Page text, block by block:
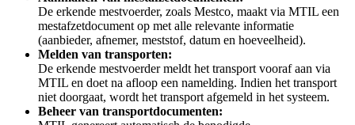
De erkende mestvoerder, zoals Mestco, maakt via MTIL een
mestafzetdocument op met alle relevante informatie
(aanbieder, afnemer, meststof, datum en hoeveelheid).
Melden van transporten:
De erkende mestvoerder meldt het transport vooraf aan via
MTIL en doet na afloop een namelding. Indien het transport
niet doorgaat, wordt het transport afgemeld in het systeem.
Beheer van transportdocumenten: